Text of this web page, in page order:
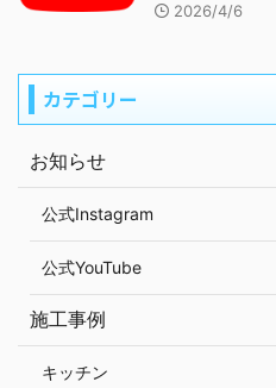
2026/4/6
カテゴリー
お知らせ
公式Instagram
公式YouTube
施工事例
キッチン